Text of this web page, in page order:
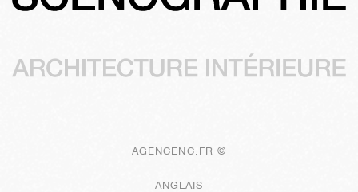
AGENCENC.FR ©
ANGLAIS